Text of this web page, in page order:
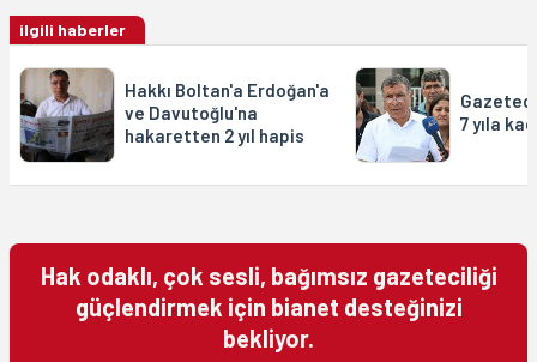
ilgili haberler
Hakkı Boltan'a Erdoğan'a
ve Davutoğlu'na
hakaretten 2 yıl hapis
7 yıla
Hak odaklı, çok sesli, bağımsız gazeteciliği
güçlendirmek için bianet desteğinizi
bekliyor.